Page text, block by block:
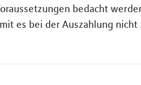
bedacht
es bei der Auszahlung